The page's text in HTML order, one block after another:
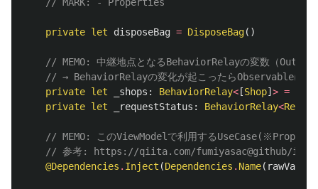
private let disposeBag = DisposeBag()
// MEMO: 中継地点となるBehaviorRelayの変数（Output
// → BehaviorRelayの変化が起こったらObservableに変
private let _shops : BehaviorRelay< [Shop] > =
private let _requestStatus : BehaviorRelay<
// MEMO: このViewModelで利用する
// 参考: https://qiita.com/fumiyasac@github/items/
@Dependencies . Inject (Dependencies . Name( rawValue